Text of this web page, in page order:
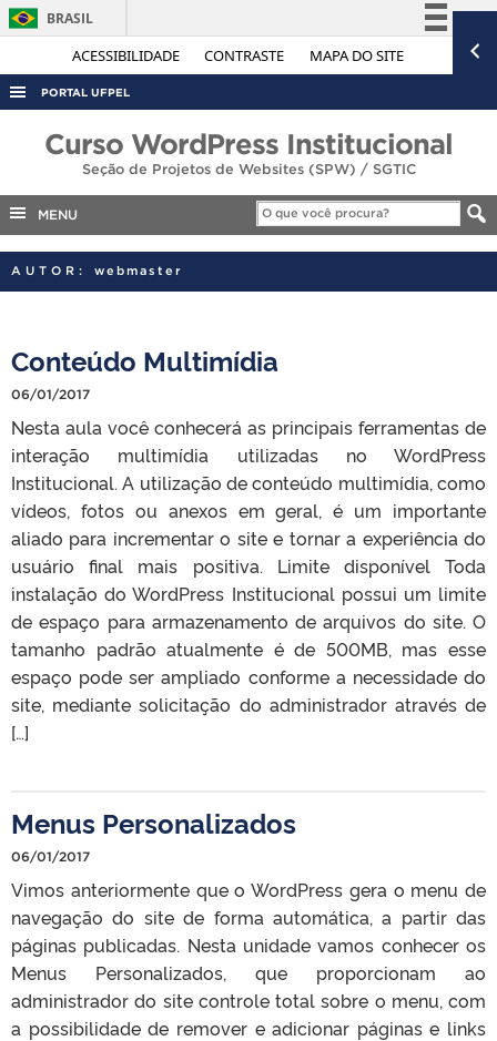
ACESSIBILIDADE CONTRASTE MAPA DO SITE
BRASIL
Simplifique!
Acesso à informação
Canais
PORTAL UFPEL
AUDITORIA
OUVIDORIA
PORTARIAS
TELEFONES
Curso WordPress Institucional
Seção de Projetos de Websites (SPW) / SGTIC
MENU
AUTOR: webmaster
Conteúdo Multimídia
06/01/2017
Nesta aula você conhecerá as principais ferramentas de
interação multimídia utilizadas no WordPress
Institucional. A utilização de conteúdo multimídia, como
vídeos, fotos ou anexos em geral, é um importante
aliado para incrementar o site e tornar a experiência do
usuário final mais positiva. Limite disponível Toda
instalação do WordPress Institucional possui um limite
de espaço para armazenamento de arquivos do site. O
tamanho padrão atualmente é de 500MB, mas esse
espaço pode ser ampliado conforme a necessidade do
site, mediante solicitação do administrador através de
[…]
Menus Personalizados
06/01/2017
Vimos anteriormente que o WordPress gera o menu de
navegação do site de forma automática, a partir das
páginas publicadas. Nesta unidade vamos conhecer os
Menus Personalizados, que proporcionam ao
administrador do site controle total sobre o menu, com
a possibilidade de remover e adicionar páginas e links